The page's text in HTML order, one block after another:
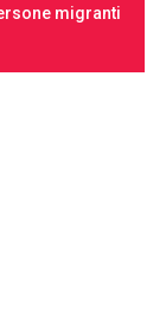
migranti